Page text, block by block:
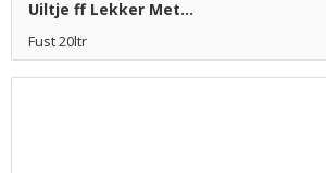
Uiltje ff Lekker Met...
Fust 20ltr